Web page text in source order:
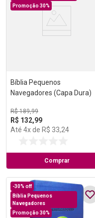
Promoção 30%
Bíblia Pequenos
Navegadores (Capa Dura)
R$ 189,99
R$ 132,99
Até 4x de R$ 33,24
Comprar
-30% off
Bíblia Pequenos
Navegadores
Promoção 30%